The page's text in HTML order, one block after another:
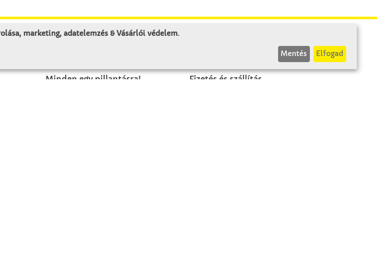
Minden egy pillantásra!
Fizetés és szállítás
marketing, adatelemzés & Vásárlói védelem.
Mentés Elfogad